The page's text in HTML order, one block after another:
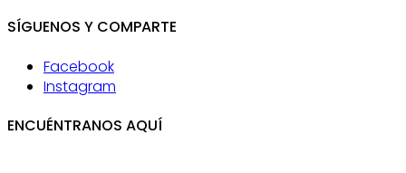
SÍGUENOS Y COMPARTE
Facebook
Instagram
ENCUÉNTRANOS AQUÍ